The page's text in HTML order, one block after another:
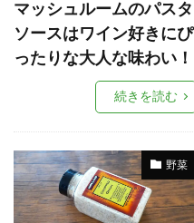
マッシュルームのパスタ
ソースはワイン好きにぴ
ったりな大人な味わい！
続きを読む
野菜